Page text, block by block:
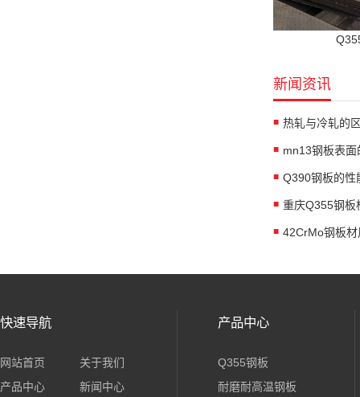
新闻资讯
热轧与冷轧的
mn13钢板表
Q390钢板的性
42CrMo钢板
快速导航
网站首页
关于我们
产品中心
新闻中心
产品中心
Q355钢板
耐磨耐高温钢板